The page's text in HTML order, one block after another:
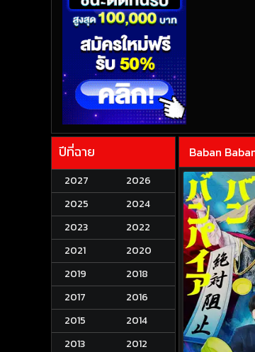
ปีที่ฉาย
2027
2026
2025
2024
2023
2022
2021
2020
2019
2018
2017
2016
2015
2014
2013
2012
Baban